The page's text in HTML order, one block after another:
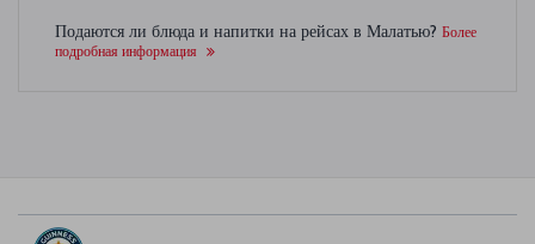
Подаются ли блюда и напитки на рейсах в Малатью? Более
подробная информация